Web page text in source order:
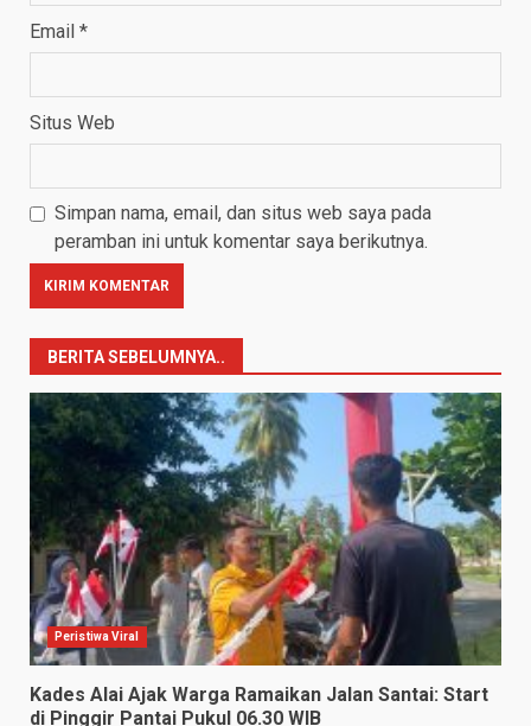
Email *
Situs Web
Simpan nama, email, dan situs web saya pada
peramban ini untuk komentar saya berikutnya.
BERITA SEBELUMNYA..
Peristiwa Viral
Kades Alai Ajak Warga Ramaikan Jalan Santai: Start
di Pinggir Pantai Pukul 06.30 WIB